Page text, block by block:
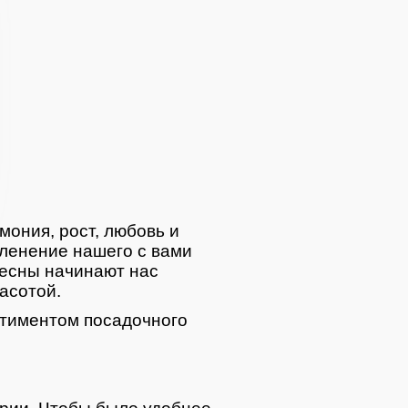
рост, любовь и
нашего с вами
начинают нас
посадочного